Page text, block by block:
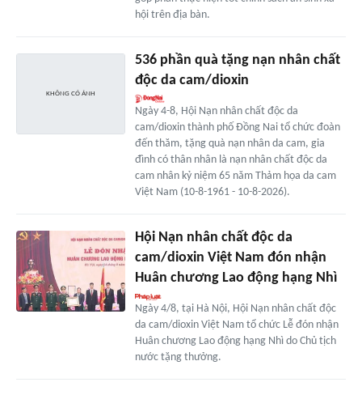
hội trên địa bàn.
536 phần quà tặng nạn nhân chất
độc da cam/dioxin
Ngày 4-8, Hội Nạn nhân chất độc da
cam/dioxin thành phố Đồng Nai tổ chức đoàn
đến thăm, tặng quà nạn nhân da cam, gia
đình có thân nhân là nạn nhân chất độc da
cam nhân kỷ niệm 65 năm Thảm họa da cam
Việt Nam (10-8-1961 - 10-8-2026).
Hội Nạn nhân chất độc da
cam/dioxin Việt Nam đón nhận
Huân chương Lao động hạng Nhì
Ngày 4/8, tại Hà Nội, Hội Nạn nhân chất độc
da cam/dioxin Việt Nam tổ chức Lễ đón nhận
Huân chương Lao động hạng Nhì do Chủ tịch
nước tặng thưởng.